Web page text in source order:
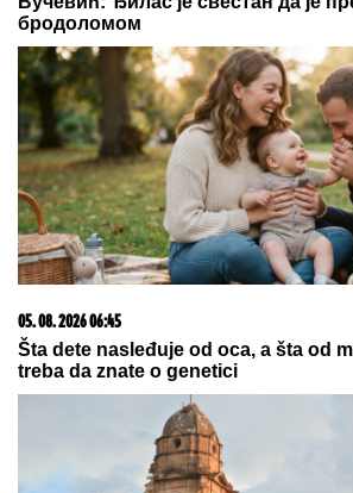
бродоломом
05. 08. 2026 06:45
Šta dete nasleđuje od oca, a šta od
treba da znate o genetici